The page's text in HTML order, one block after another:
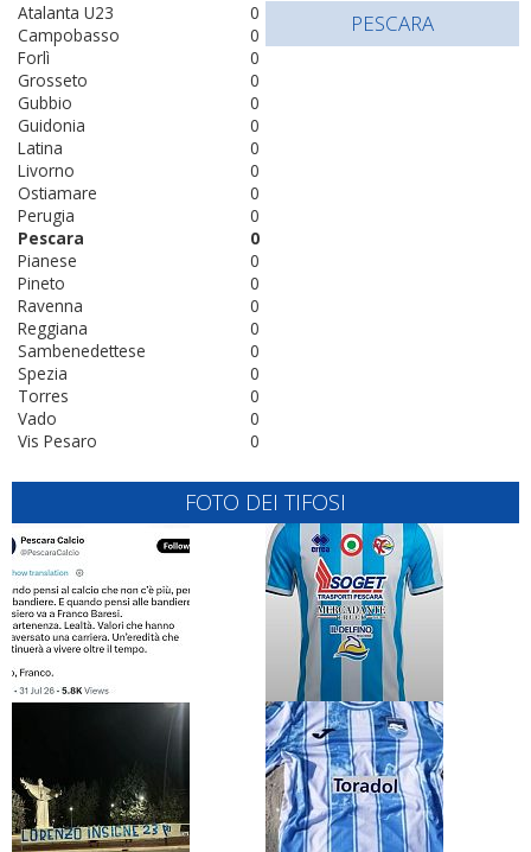
0
Atalanta U23
0
Campobasso
0
Forlì
0
Grosseto
0
Gubbio
0
Guidonia
0
Latina
0
Livorno
0
Ostiamare
0
Perugia
0
Pescara
0
Pianese
0
Pineto
0
Ravenna
0
Reggiana
0
Sambenedettese
0
Spezia
0
Torres
0
Vado
0
Vis Pesaro
PESCARA
FOTO DEI TIFOSI